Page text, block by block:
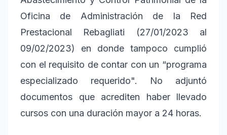
Oficina de Administración de la Red
Prestacional Rebagliati (27/01/2023 al
09/02/2023) en donde tampoco cumplió
con el requisito de contar con un “programa
especializado requerido". No adjuntó
documentos que acrediten haber llevado
cursos con una duración mayor a 24 horas.